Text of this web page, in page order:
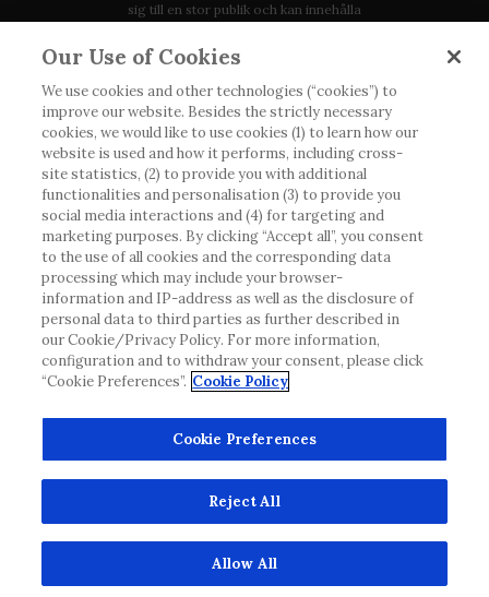
sig till en stor publik och kan innehålla
tillgänglig eller giltig i ditt land. Vänligen observera
att vi inte tar något ansvar för information som
eventuellt inte uppfyller någon gällande rättslig
process, förordning, registrering eller användning i
landet där du bor.
Roche har inte alltid möjlighet att kvalitetssäkra
andras inlägg, men kommer att ta bort vilseledande
eller olämpliga inlägg i möjligaste mån. Vi har inget
ansvar för innehållet på externa webbplatser som
det länkas till. Kopiering av material från denna
webbplats för användning någon annanstans är inte
tillåtet utan överenskommelse. Webbplatsen säljer
biverkningar eller produktklagomål. Kontakta
kundtjänst för att rapportera en händelse.
© 2022, Roche Diabetes Care. Med ensamrätt.
Our Use of Cookies
We use cookies and other technologies (“cookies”) to
improve our website. Besides the strictly necessary
cookies, we would like to use cookies (1) to learn how our
website is used and how it performs, including cross-
site statistics, (2) to provide you with additional
functionalities and personalisation (3) to provide you
social media interactions and (4) for targeting and
marketing purposes. By clicking “Accept all”, you consent
to the use of all cookies and the corresponding data
processing which may include your browser-
information and IP-address as well as the disclosure of
personal data to third parties as further described in
our Cookie/Privacy Policy. For more information,
configuration and to withdraw your consent, please click
“Cookie Preferences”. Cookie Policy
Cookie Preferences
Reject All
Allow All